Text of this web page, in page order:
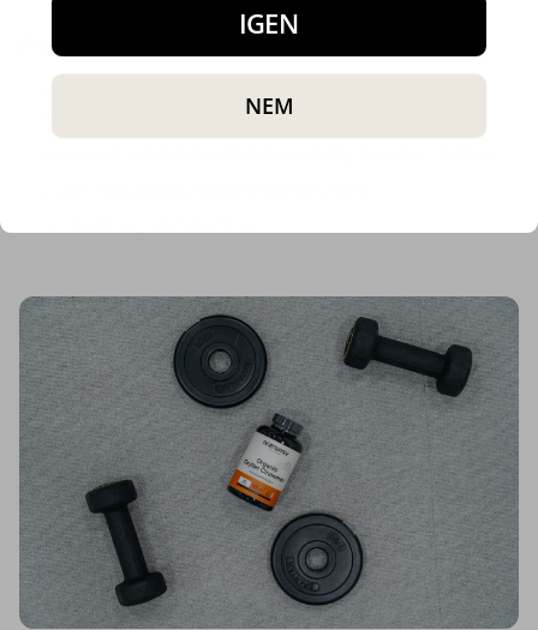
A ceyloni fahéj hozzájárul a következőkhöz:
IGEN
NEM